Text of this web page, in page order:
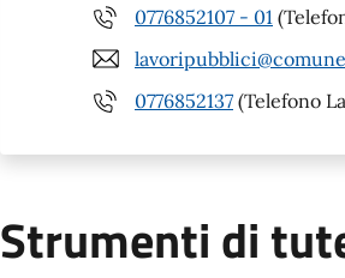
0776852107 - 01
0776852137 (Telefono
Strumenti di